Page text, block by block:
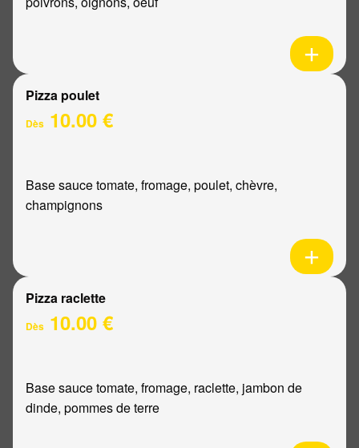
Pizza poulet
Dès 10.00 €
Base sauce tomate, fromage, poulet, chèvre,
champignons
Pizza raclette
Dès 10.00 €
Base sauce tomate, fromage, raclette, jambon de
dinde, pommes de terre